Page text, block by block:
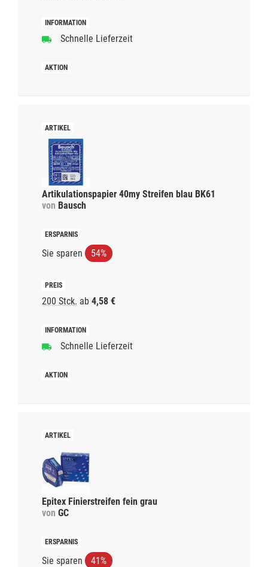
Schnelle Lieferzeit
Artikulationspapier 40my Streifen blau BK61
von Bausch
Sie sparen 54%
200 Stck. ab 4,58 €
Schnelle Lieferzeit
Epitex Finierstreifen fein grau
von GC
Sie sparen 41%